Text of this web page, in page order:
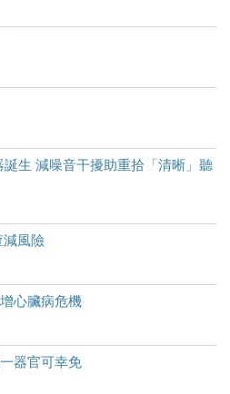
生 減噪音干擾助重拾「清晰」聽
風險
心臟病危機
器官可幸免